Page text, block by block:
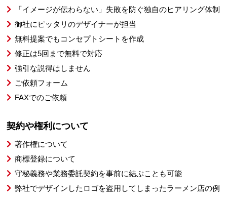
「イメージが伝わらない」失敗を防ぐ独自のヒアリング体制
御社にピッタリのデザイナーが担当
無料提案でもコンセプトシートを作成
修正は5回まで無料で対応
強引な説得はしません
ご依頼フォーム
FAXでのご依頼
契約や権利について
著作権について
商標登録について
守秘義務や業務委託契約を事前に結ぶことも可能
弊社でデザインしたロゴを盗用してしまったラーメン店の例